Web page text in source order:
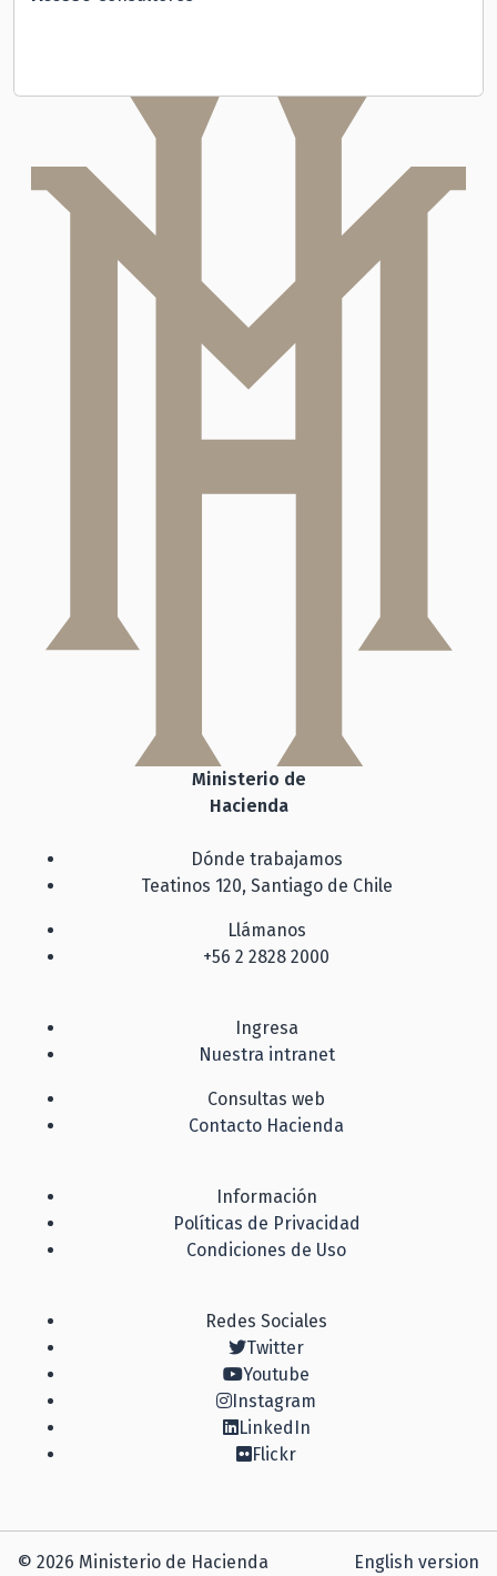
Ministerio de
Hacienda
Dónde trabajamos
Teatinos 120, Santiago de Chile
Llámanos
+56 2 2828 2000
Ingresa
Nuestra intranet
Consultas web
Contacto Hacienda
Información
Políticas de Privacidad
Condiciones de Uso
Redes Sociales
Twitter
Youtube
Instagram
LinkedIn
Flickr
© 2026 Ministerio de Hacienda English version